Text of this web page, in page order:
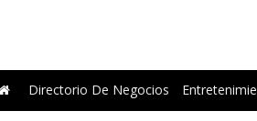
Directorio De Negocios